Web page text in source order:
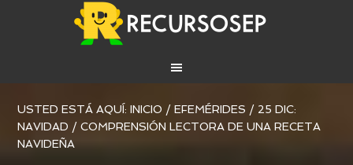
USTED ESTÁ AQUÍ:INICIO / EFEMÉRIDES / 25 DIC:
NAVIDAD / COMPRENSIÓN LECTORA DE UNA RECETA
NAVIDEÑA